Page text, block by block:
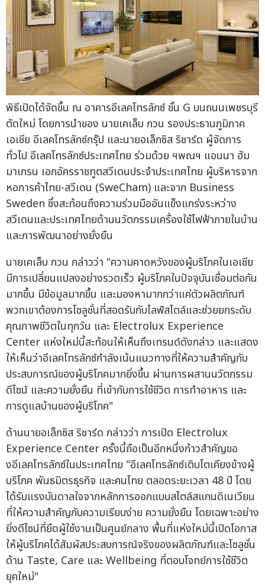
พิธีเปิดได้จัดขึ้น ณ อาคารอีเลคโทรลักซ์ ชั้น G บนถนนเพชรบุรี
ตัดใหม่ โดยการนำของ นายเคเล็บ กวน รองประธานภูมิภาค
เอเชีย อีเลคโทรลักซ์กรุ๊ป และนายอเล็กซิส ริชาร์ด ผู้จัดการ
ทั่วไป อีเลคโทรลักซ์ประเทศไทย ร่วมด้วย ฯพณฯ แอนนา ฮัม
มาเกรน เอกอัครราชทูตสวีเดนประจำประเทศไทย ผู้บริหารจาก
หอการค้าไทย-สวีเดน (SweCham) และจาก Business
Sweden ซึ่งสะท้อนถึงความร่วมมืออันแข็งแกร่งระหว่าง
สวีเดนและประเทศไทยด้านนวัตกรรมเครื่องใช้ไฟฟ้าภายในบ้าน
และการพัฒนาอย่างยั่งยืน
นายเคเล็บ กวน กล่าวว่า "ความคาดหวังของผู้บริโภคในเอเชีย
มีการเปลี่ยนแปลงอย่างรวดเร็ว ผู้บริโภคในปัจจุบันเชื่อมต่อกัน
มากขึ้น มีข้อมูลมากขึ้น และมองหามากกว่าแค่ตัวผลิตภัณฑ์
พวกเขาต้องการโซลูชั่นที่สอดรับกับไลฟ์สไตล์และช่วยยกระดับ
คุณภาพชีวิตในทุกวัน และ Electrolux Experience
Center แห่งใหม่นี้สะท้อนให้เห็นถึงเทรนด์ดังกล่าว และแสดง
ให้เห็นว่าอีเลคโทรลักซ์กำลังเน้นแนวทางที่ให้ความสำคัญกับ
ประสบการณ์ของผู้บริโภคมากยิ่งขึ้น ผ่านการผสานนวัตกรรม
ดีไซน์ และความยั่งยืน ที่เข้ากับการใช้ชีวิต การทำอาหาร และ
การดูแลบ้านของผู้บริโภค"
ด้านนายอเล็กซิส ริชาร์ด กล่าวว่า การเปิด Electrolux
Experience Center ครั้งนี้ถือเป็นอีกหนึ่งก้าวสำคัญขอ
งอีเลคโทรลักซ์ในประเทศไทย "อีเลคโทรลักซ์เติบโตเคียงข้างผู้
บริโภค พันธมิตรธุรกิจ และคนไทย ตลอดระยะเวลา 48 ปี โดย
ได้รับแรงบันดาลใจจากหลักการออกแบบสไตล์สแกนดิเนเวียน
ที่ให้ความสำคัญกับความเรียบง่าย ความยั่งยืน โดยเฉพาะอย่าง
ยิ่งดีไซน์ที่ยึดผู้ใช้งานเป็นศูนย์กลาง พื้นที่แห่งใหม่นี้เปิดโอกาส
ให้ผู้บริโภคได้สัมผัสประสบการณ์จริงของผลิตภัณฑ์และโซลูชั่น
ด้าน Taste, Care และ Wellbeing ที่ตอบโจทย์การใช้ชีวิต
ยุคใหม่"